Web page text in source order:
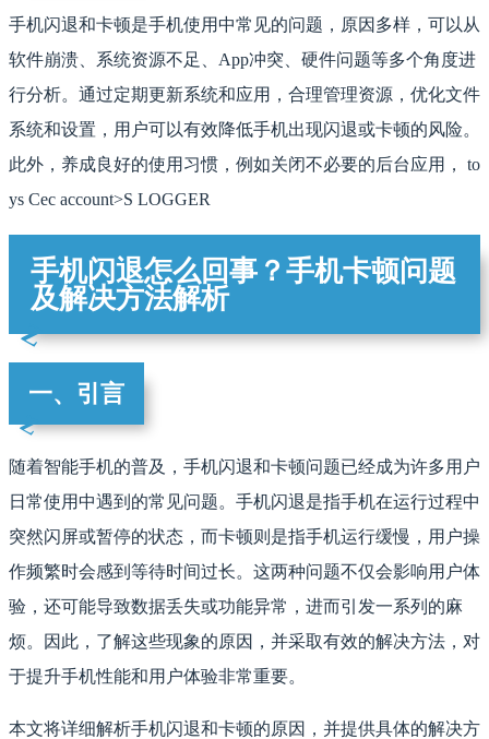
手机闪退和卡顿是手机使用中常见的问题，原因多样，可以从
软件崩溃、系统资源不足、App冲突、硬件问题等多个角度进
行分析。通过定期更新系统和应用，合理管理资源，优化文件
系统和设置，用户可以有效降低手机出现闪退或卡顿的风险。
此外，养成良好的使用习惯，例如关闭不必要的后台应用， to
ys Cec account>S LOGGER
手机闪退怎么回事？手机卡顿问题
及解决方法解析
一、引言
随着智能手机的普及，手机闪退和卡顿问题已经成为许多用户
日常使用中遇到的常见问题。手机闪退是指手机在运行过程中
突然闪屏或暂停的状态，而卡顿则是指手机运行缓慢，用户操
作频繁时会感到等待时间过长。这两种问题不仅会影响用户体
验，还可能导致数据丢失或功能异常，进而引发一系列的麻
烦。因此，了解这些现象的原因，并采取有效的解决方法，对
于提升手机性能和用户体验非常重要。
本文将详细解析手机闪退和卡顿的原因，并提供具体的解决方